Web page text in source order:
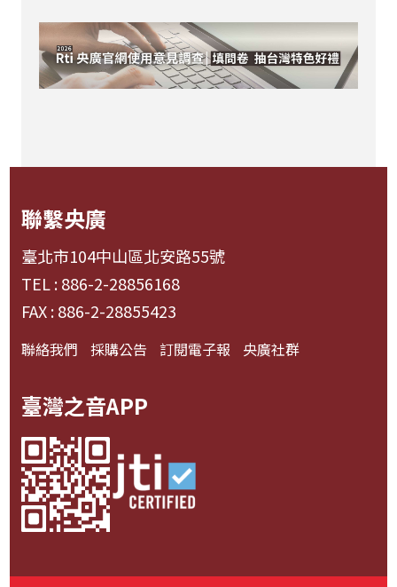
聯繫央廣
臺北市104中山區北安路55號
TEL : 886-2-28856168
FAX : 886-2-28855423
聯絡我們 採購公告 訂閱電子報 央廣社群
臺灣之音APP